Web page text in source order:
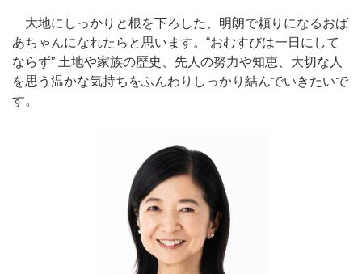
大地にしっかりと根を下ろした、明朗で頼りになるおば
あちゃんになれたらと思います。“おむすびは一日にして
ならず” 土地や家族の歴史、先人の努力や知恵、大切な人
を思う温かな気持ちをふんわりしっかり結んでいきたいで
す。